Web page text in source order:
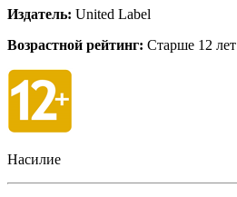
Издатель: United Label
Возрастной рейтинг: Старше 12 лет
Насилие